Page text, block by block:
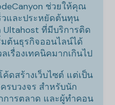
ช่วยให้คุณ
วและประหยัดต้นทุน
Ultahost ที่มีบริการติด
ต้นธุรกิจออนไลน์ได้
เรื่องเทคนิคมากเกินไป
ดสร้างเว็บไซต์ แต่เป็น
รบวงจร สำหรับนัก
ารตลาด และผู้ทำคอน